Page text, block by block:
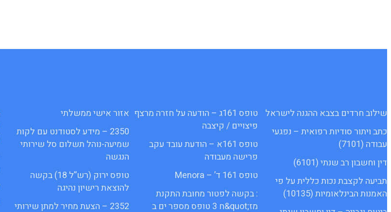
שילוב חרדים בצבא ההגנה לישראל
כתב ויתור סודיות רפואית – נפגעי
עבודה (7101)
דין וחשבון רב שנתי (6101)
תביעה לקצבת נכות כללית על פי
האמנות הבינלאומיות (10135)
טופס 161ג – הודעה על חזרה מרצף
פיצויים / קיצבה
טופס 161א – הודעת עובד עקב
פרישה מעבודה
טופס 161 ד’ – Menora
: בקשה לפטור מחובת התקנת
מז;quot&ח 3 טופס מספר ים ב
אזור אישי ממשלתי
2350 – מידע לסטודנט עם לקות
שמיעה-נוהל תשלום סל שירותי
הנגשה
טופס ירוק (רש”ל 18) בקשה
להוצאת רישיון נהיגה
2352 – הצעת מחיר למתן שירותי